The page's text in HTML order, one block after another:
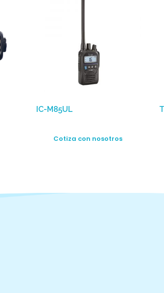
IC-M85UL
Cotiza con nosotros